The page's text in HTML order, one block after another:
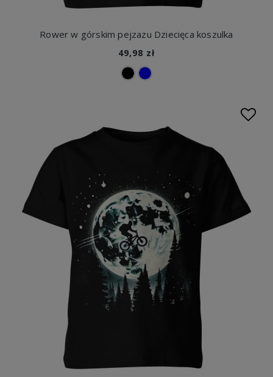
Rower w górskim pejzazu Dziecięca koszulka
49,98 zł